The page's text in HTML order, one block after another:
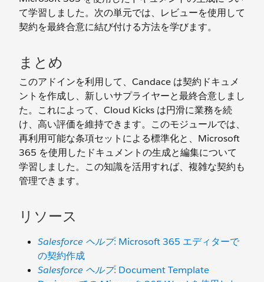
て学習しました。次の単元では、レビューを使用して
契約を最終合意に結び付ける方法を学びます。
まとめ
このアドインを利用して、Candace は契約ドキュメ
ントを作成し、新しいサプライヤーと最終合意しまし
た。これによって、Cloud Kicks は円滑に業務を続
け、高い評価を維持できます。このモジュールでは、
再利用可能な条項セットによる標準化と、Microsoft
365 を使用したドキュメントの生成と編集について
学習しました。この知識を活用すれば、複雑な契約も
管理できます。
リソース
Salesforce ヘルプ: Microsoft 365 エディターで
の契約作成
Salesforce ヘルプ: Document Template